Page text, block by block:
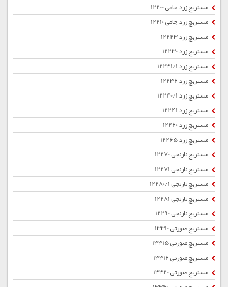
مستربچ زرد جامی 12200
مستربچ زرد جامی 12210
مستربچ زرد 12223
مستربچ زرد 12230
مستربچ زرد 12231/1
مستربچ زرد 12236
مستربچ زرد 12240/1
مستربچ زرد 12241
مستربچ زرد 12260
مستربچ زرد 12265
مستربچ نارنجی 12270
مستربچ نارنجی 12271
مستربچ نارنجی 12280/1
مستربچ نارنجی 12281
مستربچ نارنجی 12290
مستربچ صورتی 13310
مستربچ صورتی 13315
مستربچ صورتی 13316
مستربچ صورتی 13320